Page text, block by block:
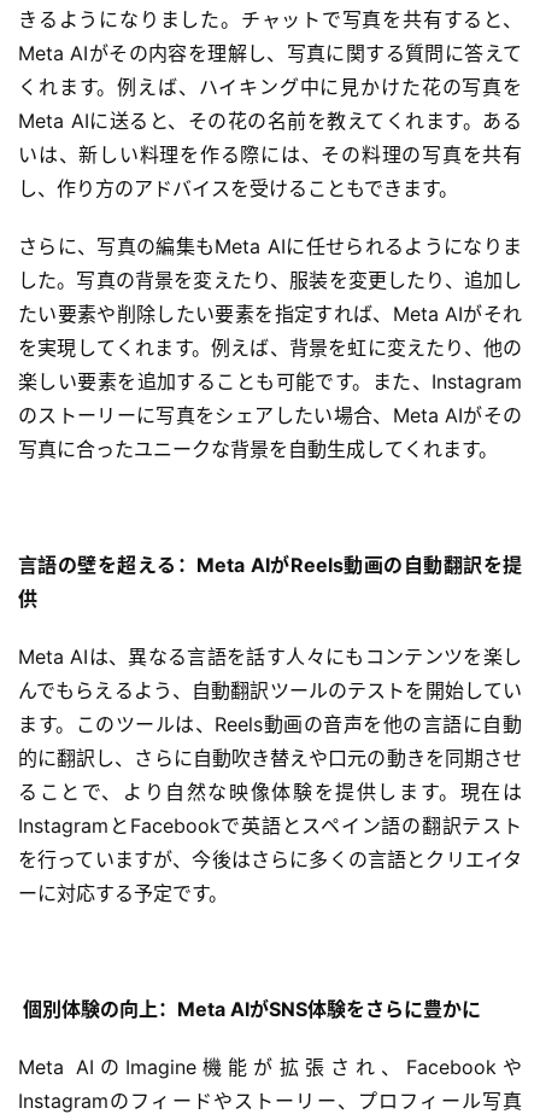
地
きるようになりました。チャットで写真を共有すると、
Meta AIがその内容を理解し、写真に関する質問に答えて
くれます。例えば、ハイキング中に見かけた花の写真を
Meta AIに送ると、その花の名前を教えてくれます。ある
いは、新しい料理を作る際には、その料理の写真を共有
し、作り方のアドバイスを受けることもできます。
さらに、写真の編集もMeta AIに任せられるようになりま
した。写真の背景を変えたり、服装を変更したり、追加し
たい要素や削除したい要素を指定すれば、Meta AIがそれ
を実現してくれます。例えば、背景を虹に変えたり、他の
楽しい要素を追加することも可能です。また、Instagram
のストーリーに写真をシェアしたい場合、Meta AIがその
写真に合ったユニークな背景を自動生成してくれます。
言語の壁を超える：Meta AIがReels動画の自動翻訳を提
供
Meta AIは、異なる言語を話す人々にもコンテンツを楽し
んでもらえるよう、自動翻訳ツールのテストを開始してい
ます。このツールは、Reels動画の音声を他の言語に自動
的に翻訳し、さらに自動吹き替えや口元の動きを同期させ
ることで、より自然な映像体験を提供します。現在は
InstagramとFacebookで英語とスペイン語の翻訳テスト
を行っていますが、今後はさらに多くの言語とクリエイタ
ーに対応する予定です。
個別体験の向上：Meta AIがSNS体験をさらに豊かに
Meta AIのImagine機能が拡張され、Facebookや
Instagramのフィードやストーリー、プロフィール写真